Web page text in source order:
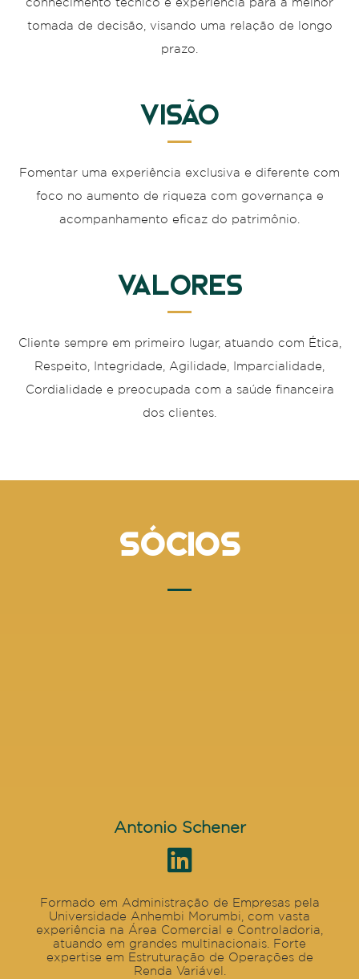
tomada de decisão, visando uma relação de longo
prazo.
Visão
Fomentar uma experiência exclusiva e diferente com
foco no aumento de riqueza com governança e
acompanhamento eficaz do patrimônio.
Valores
Cliente sempre em primeiro lugar, atuando com Ética,
Respeito, Integridade, Agilidade, Imparcialidade,
Cordialidade e preocupada com a saúde financeira
dos clientes.
SÓCIOS
Antonio Schener
Formado em Administração de Empresas pela
Universidade Anhembi Morumbi, com vasta
experiência na Área Comercial e Controladoria,
atuando em grandes multinacionais. Forte
expertise em Estruturação de Operações de
Renda Variável.